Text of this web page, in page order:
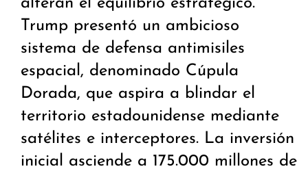
alteran el equilibrio estratégico.
Trump presentó un ambicioso
sistema de defensa antimisiles
espacial, denominado Cúpula
Dorada, que aspira a blindar el
territorio estadounidense mediante
satélites e interceptores. La inversión
inicial asciende a 175.000 millones de